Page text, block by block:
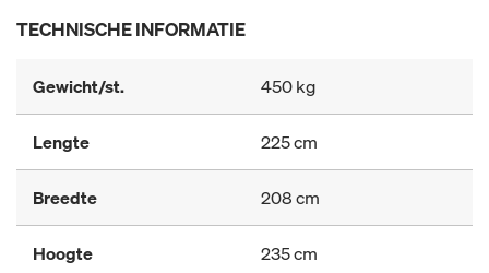
TECHNISCHE INFORMATIE
Gewicht/st. 450 kg
Lengte 225 cm
Breedte 208 cm
Hoogte 235 cm